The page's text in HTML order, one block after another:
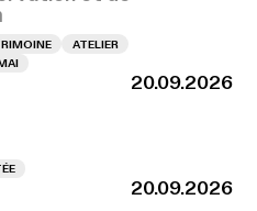
ATELIER
20.09.2026
20.09.2026